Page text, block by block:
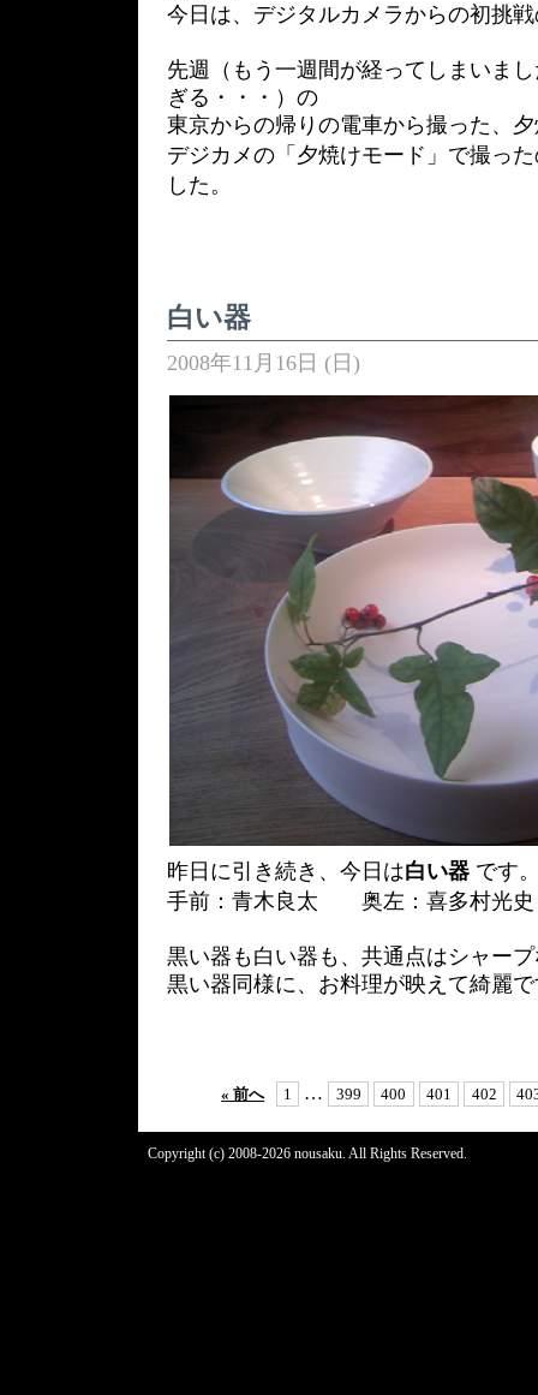
今日は、デジタルカメラからの初挑
先週（もう一週間が経ってしまいま
ぎる・・・）の
東京からの帰りの電車から撮った、
デジカメの「夕焼けモード」で撮っ
した。
白い器
2008年11月16日 (日)
昨日に引き続き、今日は白い器 です
手前：青木良太 奥左：喜多村光史
黒い器も白い器も、共通点はシャー
黒い器同様に、お料理が映えて綺麗
« 前へ 1 … 399 400 401 402
Copyright (c) 2008-2026 nousaku. All Rights Reserved.